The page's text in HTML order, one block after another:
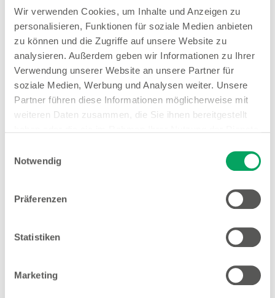
Wir verwenden Cookies, um Inhalte und Anzeigen zu
personalisieren, Funktionen für soziale Medien anbieten
zu können und die Zugriffe auf unsere Website zu
analysieren. Außerdem geben wir Informationen zu Ihrer
Verwendung unserer Website an unsere Partner für
soziale Medien, Werbung und Analysen weiter. Unsere
Partner führen diese Informationen möglicherweise mit
weiteren Daten zusammen, die Sie ihnen bereitgestellt
Einstellungen zu den Cookies finden Sie
Notwendig
Präferenzen
Statistiken
Marketing
Filialleiter Trainee Vollzeit (gn*)
Zum Stellenangebot
Quereinsteiger Verkauf Teilzeit (gn*)
Zum Stellenangebot
Zum Stellenangebot
Zum Stellenangebot